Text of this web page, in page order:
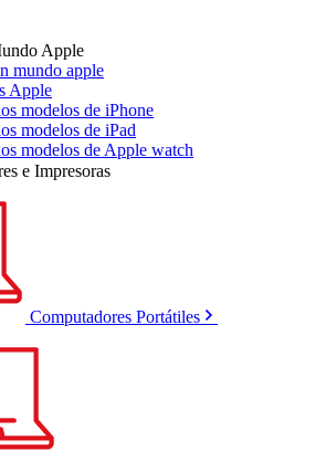
Apple
mundo apple
Apple
modelos de iPhone
modelos de iPad
modelos de Apple watch
e Impresoras
Computadores Portátiles